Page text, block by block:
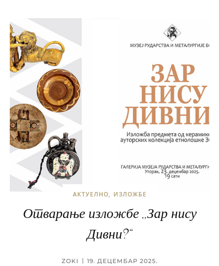
АКТУЕЛНО ИЗЛОЖБЕ
Отварање изложбе ,,Зар нису
Дивни?“
ZOKI 19. ДЕЦЕМБАР 2025.